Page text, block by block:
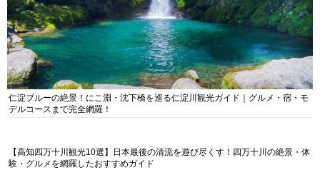
仁淀ブルーの絶景！にこ淵・沈下橋を巡る仁淀川観光ガイド｜グルメ・宿・モ
デルコースまで完全網羅！
【高知四万十川観光10選】日本最後の清流を遊び尽くす！四万十川の絶景・体
験・グルメを網羅したおすすめガイド